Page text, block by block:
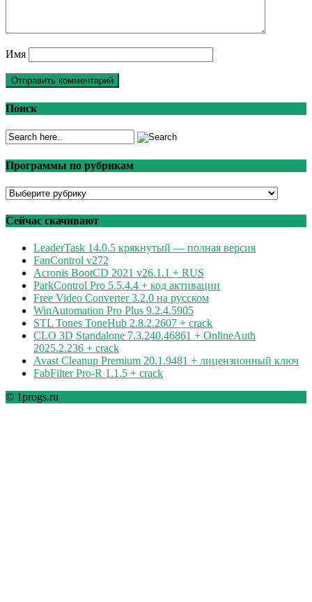
Имя
Поиск
Программы по рубрикам
Программы
рубрикам
Сейчас скачивают
LeaderTask 14.0.5 крякнутый — полная версия
FanControl v272
Acronis BootCD 2021 v26.1.1 + RUS
ParkControl Pro 5.5.4.4 + код активации
Free Video Converter 3.2.0 на русском
WinAutomation Pro Plus 9.2.4.5905
STL Tones ToneHub 2.8.2.2607 + crack
CLO 3D Standalone 7.3.240.46861 + OnlineAuth
2025.2.236 + crack
Avast Cleanup Premium 20.1.9481 + лицензионный ключ
FabFilter Pro-R 1.1.5 + crack
© 1progs.ru